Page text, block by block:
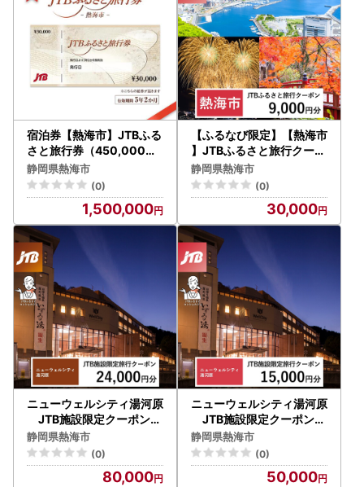
宿泊券【熱海市】JTBふる
さと旅行券（450,000円
分）有効期間5年宿泊旅行
券 熱海温泉
静岡県熱海市
(0)
1,500,000
【ふるなび限定】【熱海市
】JTBふるさと旅行クーポ
ン（9,000円分）有効期
間3年（Eメール発行）｜
旅行 トラベル 予約 国内旅
行 JTB 宿泊 観光 体験 旅行
券 宿泊券 旅行予約 温泉 ホ
テル 旅館 チケット 子供 子
連れ カップル 家族 人気 お
すすめ 旅行クーポン 店頭
オンライン ネット予約 電
話 有効期間3年
静岡県熱海市
(0)
30,000
ニューウェルシティ湯河原
JTB施設限定クーポン2
4,000円分（JTBふるさと
トラベルコンシェルジュで
のご予約限定）
静岡県熱海市
(0)
80,000
ニューウェルシティ湯河原
JTB施設限定クーポン15
,000円分（JTBふるさと
トラベルコンシェルジュで
のご予約限定）
静岡県熱海市
(0)
50,000